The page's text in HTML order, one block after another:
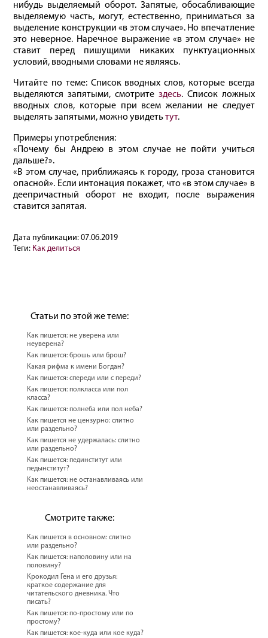
нибудь выделяемый оборот. Запятые, обосабливающие
выделяемую часть, могут, естественно, приниматься за
выделение конструкции «в этом случае». Но впечатление
это неверное. Наречное выражение «в этом случае» не
ставит перед пишущими никаких пунктуационных
условий, вводными словами не являясь.
Читайте по теме: Список вводных слов, которые всегда
выделяются запятыми, смотрите здесь. Список ложных
вводных слов, которые при всем желании не следует
выделять запятыми, можно увидетьтут.
Примеры употребления:
«Почему бы Андрею в этом случае не пойти учиться
дальше?».
«В этом случае, приближаясь к городу, гроза становится
опасной». Если интонация покажет, что «в этом случае» в
деепричастный оборот не входит, после выражения
ставится запятая.
Дата публикации:07.06.2019
Теги: Как делиться
Статьи по этой же теме:
Как пишется: не уверена или
неуверена?
Как пишется: брошь или брош?
Какая рифма к имени Богдан?
Как пишется: спереди или с переди?
Как пишется: полкласса или пол
класса?
Как пишется: полнеба или пол неба?
Как пишется не цензурно: слитно
или раздельно?
Как пишется не удержалась: слитно
или раздельно?
Как пишется: пединститут или
педынститут?
Как пишется: не останавливаясь или
неостанавливаясь?
Смотрите также:
Как пишется в основном: слитно
или раздельно?
Как пишется: наполовину или на
половину?
Крокодил Гена и его друзья:
краткое содержание для
читательского дневника. Что
писать?
Как пишется: по-простому или по
простому?
Как пишется: кое-куда или кое куда?